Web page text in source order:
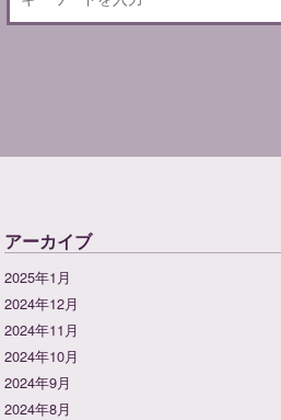
アーカイブ
2025年1月
2024年12月
2024年11月
2024年10月
2024年9月
2024年8月